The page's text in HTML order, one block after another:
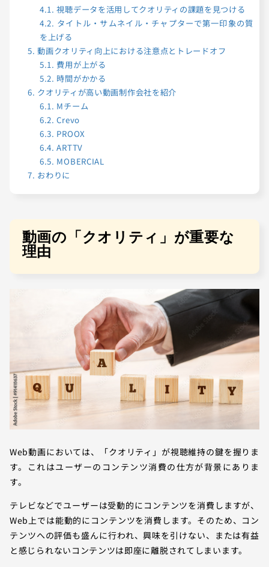
4.1. 視聴データを活用してクオリティの課題を見つける
4.2. タイトル・サムネイル・チャプターで第一印象の質
を上げる
5. 動画クオリティ向上における注意点とトレードオフ
5.1. 費用が上がる
5.2. 時間がかかる
6. クオリティが高い動画制作会社を紹介
6.1. Mチーム
6.2. Crevo
6.3. PROOX
6.4. ARTTV
6.5. MOBERCIAL
7. おわりに
動画の「クオリティ」が重要な
理由
Web動画においては、「クオリティ」が視聴維持の鍵を握りま
す。これはユーザーのコンテンツ消費の仕方が背景にありま
す。
テレビなどでユーザーは受動的にコンテンツを消費しますが、
Web上では能動的にコンテンツを消費します。そのため、コン
テンツへの評価も盛んに行われ、興味を引けない、または有益
と感じられないコンテンツは即座に離脱されてしまいます。